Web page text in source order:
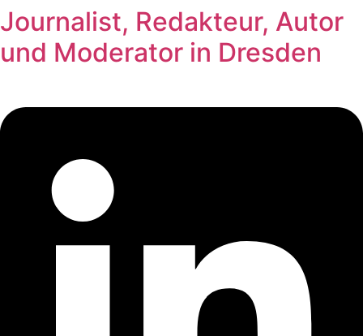
Zum
Inhalt
springen
Journalist, Redakteur, Autor
und Moderator in Dresden